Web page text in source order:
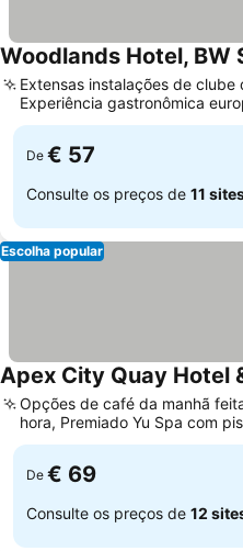
Woodlands Hotel, BW
Extensas instalações de clube
Experiência gastronômica
moderna
De € 57
Consulte os preços de 11
Escolha popular
Apex City Quay Hotel
Opções de café da manhã
hora, Premiado Yu Spa com
ozônio
De € 69
Consulte os preços de 12